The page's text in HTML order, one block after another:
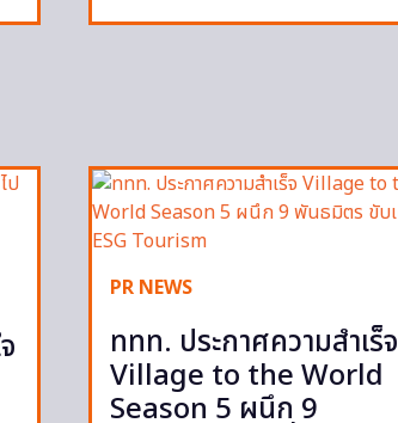
PR NEWS
ททท. ประกาศความสำเร็จ
Village to the World
Season 5 ผนึก 9